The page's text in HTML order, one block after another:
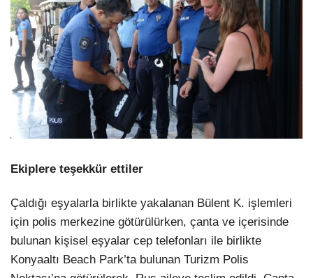
Ekiplere teşekkür ettiler
Çaldığı eşyalarla birlikte yakalanan Bülent K. işlemleri
için polis merkezine götürülürken, çanta ve içerisinde
bulunan kişisel eşyalar cep telefonları ile birlikte
Konyaaltı Beach Park’ta bulunan Turizm Polis